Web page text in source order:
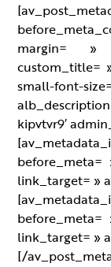
margin= »
custom_title=
small-font-
kipvtvr9′
before_meta=
link_target= »
before_meta=
link_target= »
[/